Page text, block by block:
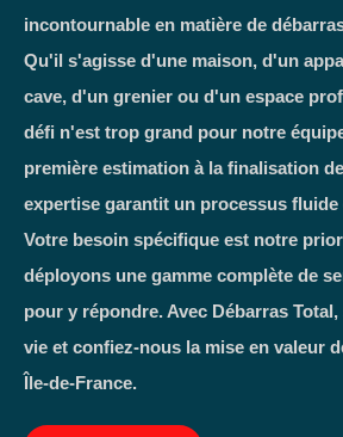
incontournable en matière de
Qu'il s'agisse d'une maison, d'un
cave, d'un grenier ou d'un espace
défi n'est trop grand pour notre
première estimation à la finalisation
expertise garantit un processus fluide
Votre besoin spécifique est notre
déployons une gamme complète de
pour y répondre. Avec Débarras
vie et confiez-nous la mise en valeur
Île-de-France.